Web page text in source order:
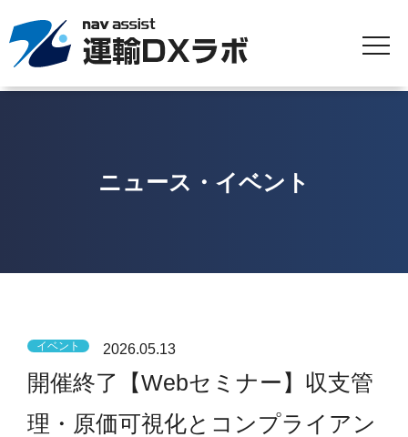
ニュース・イベント
イベント 2026.05.13
開催終了【Webセミナー】収支管
理・原価可視化とコンプライアン